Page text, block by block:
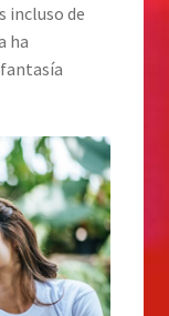
incluso de
ha